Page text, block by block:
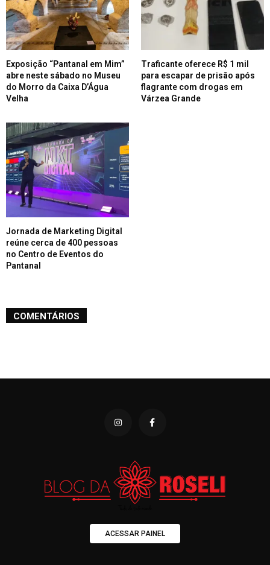
Exposição “Pantanal em Mim”
abre neste sábado no Museu
do Morro da Caixa D’Água
Velha
Traficante oferece R$ 1 mil
para escapar de prisão após
flagrante com drogas em
Várzea Grande
Jornada de Marketing Digital
reúne cerca de 400 pessoas
no Centro de Eventos do
Pantanal
COMENTÁRIOS
ACESSAR PAINEL